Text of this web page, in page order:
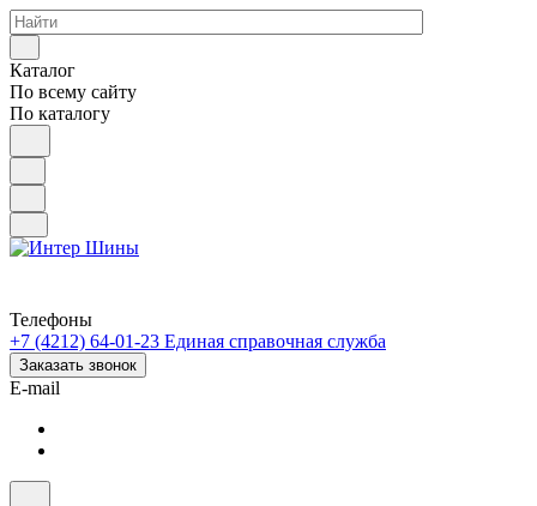
Каталог
По всему сайту
По каталогу
Телефоны
+7 (4212) 64-01-23 Единая справочная служба
Заказать звонок
E-mail